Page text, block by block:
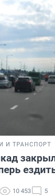
И ТРАНСПОРТ
10 453 5